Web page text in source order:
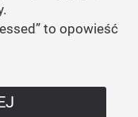
to opowieść